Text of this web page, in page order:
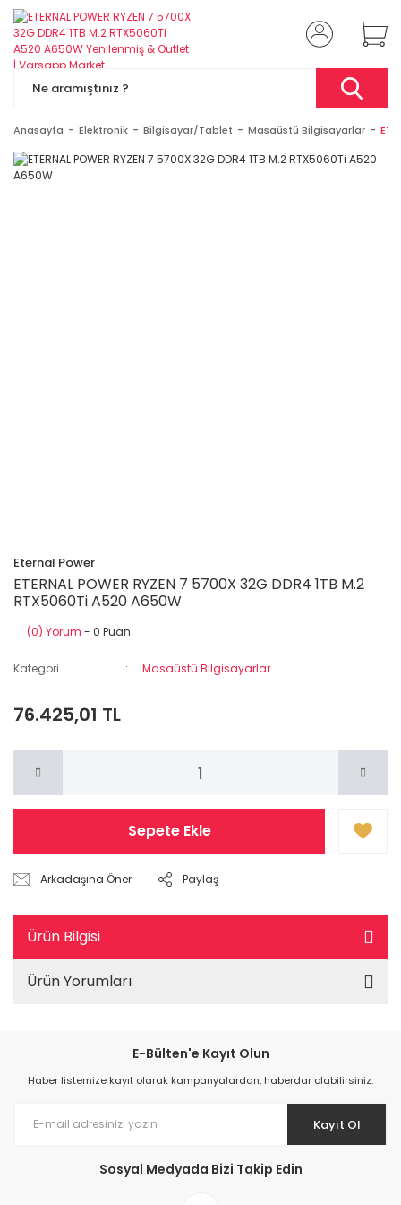
Anasayfa Elektronik Bilgisayar/Tablet Masaüstü Bilgisayarlar
Eternal Power
ETERNAL POWER RYZEN 7 5700X 32G DDR4 1TB M.2
RTX5060Ti A520 A650W
(0) Yorum - 0 Puan
Kategori Masaüstü Bilgisayarlar
76.425,01 TL
Sepete Ekle
Arkadaşına Öner Paylaş
Ürün Bilgisi
Ürün Yorumları
E-Bülten'e Kayıt Olun
Haber listemize kayıt olarak kampanyalardan, haberdar olabilirsiniz.
Kayıt Ol
Sosyal Medyada Bizi Takip Edin